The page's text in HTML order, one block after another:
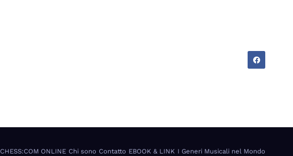
CHESS:COM ONLINE Chi sono Contatto EBOOK & LINK I Generi Musicali nel Mondo